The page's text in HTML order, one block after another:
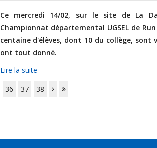
Ce mercredi 14/02, sur le site de La
Championnat départemental UGSEL de
centaine d'élèves, dont 10 du collège, sont
ont tout donné.
Lire la suite
36 37 38